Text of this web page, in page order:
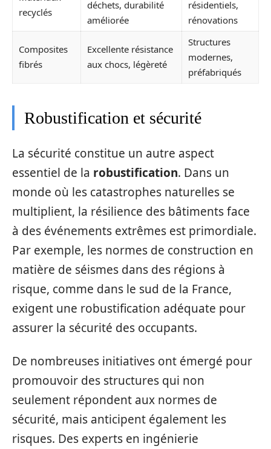
recyclés
déchets, durabilité
améliorée
résidentiels,
rénovations
Composites
fibrés
Excellente résistance
aux chocs, légèreté
Structures
modernes,
préfabriqués
Robustification et sécurité
La sécurité constitue un autre aspect
essentiel de la robustification. Dans un
monde où les catastrophes naturelles se
multiplient, la résilience des bâtiments face
à des événements extrêmes est primordiale.
Par exemple, les normes de construction en
matière de séismes dans des régions à
risque, comme dans le sud de la France,
exigent une robustification adéquate pour
assurer la sécurité des occupants.
De nombreuses initiatives ont émergé pour
promouvoir des structures qui non
seulement répondent aux normes de
sécurité, mais anticipent également les
risques. Des experts en ingénierie